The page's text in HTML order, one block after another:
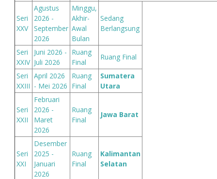
Seri
XXV
Agustus
2026 -
September
2026
Minggu,
Akhir-
Awal
Bulan
Sedang
Berlangsung
Seri
XXIV
Juni 2026 -
Juli 2026
Ruang
Final
Ruang Final
Seri
XXIII
April 2026
- Mei 2026
Ruang
Final
Sumatera
Utara
Seri
XXII
Februari
2026 -
Maret
2026
Ruang
Final
Jawa Barat
Seri
XXI
Desember
2025 -
Januari
2026
Ruang
Final
Kalimantan
Selatan